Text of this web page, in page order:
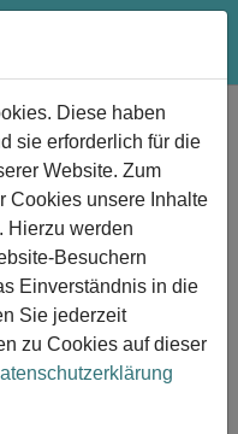
dem Verlust
zutiefst
keine
Artikel auf
Diese haben
sie erforderlich für die
Website. Zum
Cookies unsere Inhalte
Hierzu werden
Besuchern
Einverständnis in die
Sie jederzeit
zu Cookies auf dieser